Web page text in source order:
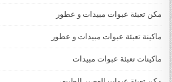
مكن تعبئة عبوات مبيدات و عطور
ماكينة تعبئة عبوات مبيدات و عطور
ماكينات تعبئة عبوات مبيدات